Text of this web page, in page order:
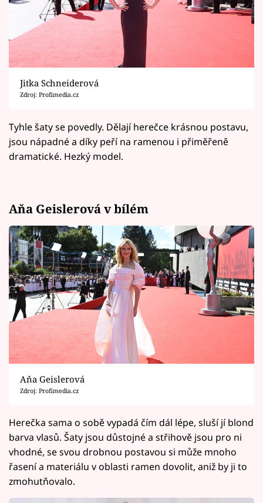
Jitka Schneiderová
Zdroj: Profimedia.cz
Tyhle šaty se povedly. Dělají herečce krásnou postavu,
jsou nápadné a díky peří na ramenou i přiměřeně
dramatické. Hezký model.
Aňa Geislerová v bílém
Aňa Geislerová
Zdroj: Profimedia.cz
Herečka sama o sobě vypadá čím dál lépe, sluší jí blond
barva vlasů. Šaty jsou důstojné a střihově jsou pro ni
vhodné, se svou drobnou postavou si může mnoho
řasení a materiálu v oblasti ramen dovolit, aniž by ji to
zmohutňovalo.